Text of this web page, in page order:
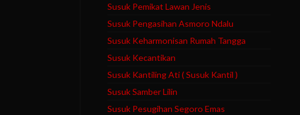
Susuk Pemikat Lawan Jenis
Susuk Pengasihan Asmoro Ndalu
Susuk Keharmonisan Rumah Tangga
Susuk Kecantikan
Susuk Kantiling Ati ( Susuk Kantil )
Susuk Samber Lilin
Susuk Pesugihan Segoro Emas